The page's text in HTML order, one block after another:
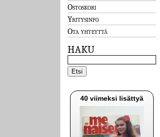
Ostoskori
Yritysinfo
Ota yhteyttä
HAKU
40 viimeksi lisättyä